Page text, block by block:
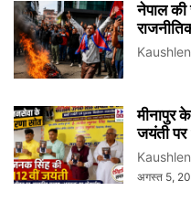
नेपाल की
मीनापुर
जयंती पर
अगस्त 5,